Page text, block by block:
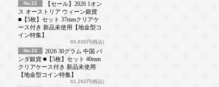
No.22
【セール】2026 1オン
ス オーストリア ウィーン銀貨
■【5枚】セット 37mmクリアケ
ース付き 新品未使用【地金型コ
イン特集】
60,630円(税込)
No.23
2026 30グラム 中国 パ
ンダ銀貨 ■【5枚】セット 40mm
クリアケース付き 新品未使用
【地金型コイン特集】
61,262円(税込)